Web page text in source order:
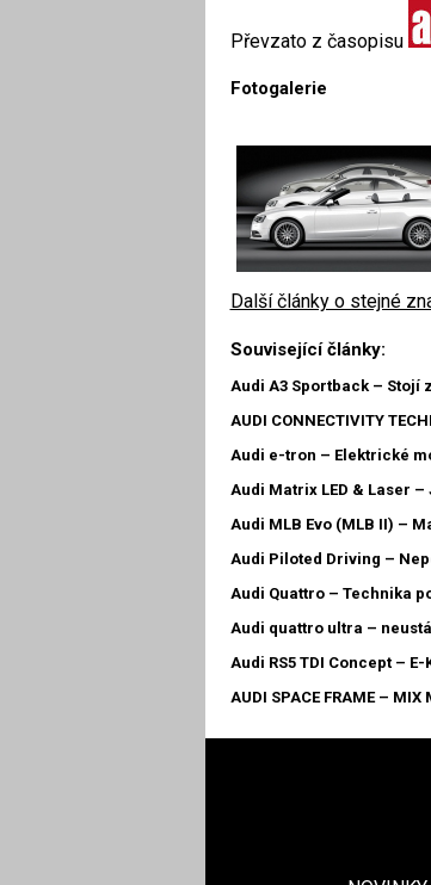
Převzato z časopisu
Fotogalerie
Další články o stejné
Související články:
Audi A3 Sportback – Stojí
AUDI CONNECTIVITY
Audi e-tron – Elektrické
Audi Matrix LED & Laser
Audi MLB Evo (MLB II) –
Audi Piloted Driving –
Audi Quattro – Technika
Audi quattro ultra –
Audi RS5 TDI Concept –
AUDI SPACE FRAME – MIX